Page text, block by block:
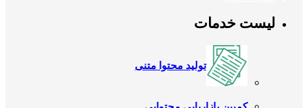
لیست خدمات
تولید محتوا متنی